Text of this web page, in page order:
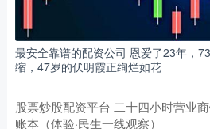
最安全靠谱的配资公司 恩爱了23年，
缩，47岁的伏明霞正绚烂如花
股票炒股配资平台 二十四小时营业
账本（体验·民生一线观察）